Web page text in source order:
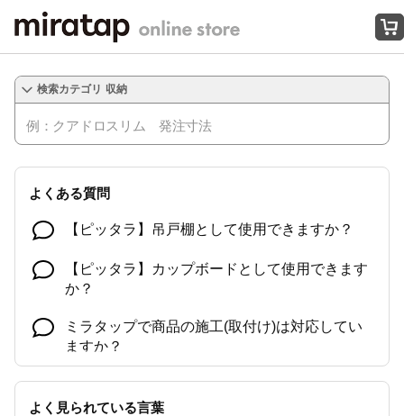
オンラインストアはこちら
収納
よくある質問
【ピッタラ】吊戸棚として使用できますか？
【ピッタラ】カップボードとして使用できます
か？
ミラタップで商品の施工(取付け)は対応してい
ますか？
【工事会社ご紹介サービス Coziコンシェルジ
ュ】に関するよくある質問一覧
よく見られている言葉